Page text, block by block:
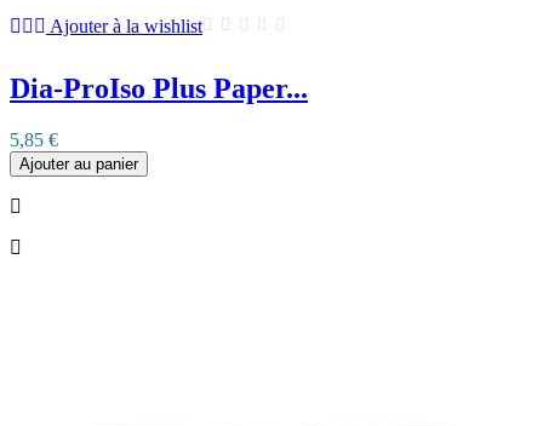
Ajouter à la wishlist
Dia-ProIso Plus Paper...
5,85 €
Ajouter au panier